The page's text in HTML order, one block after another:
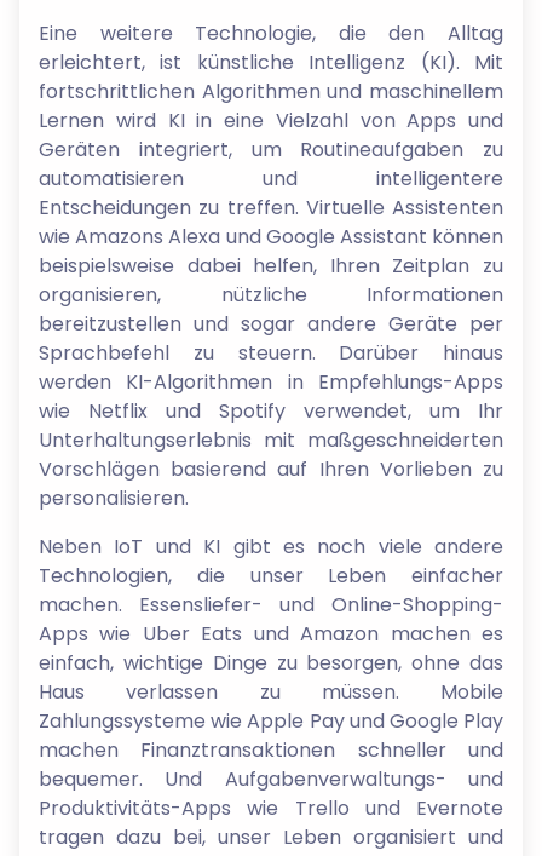
Eine weitere Technologie, die den Alltag
erleichtert, ist künstliche Intelligenz (KI). Mit
fortschrittlichen Algorithmen und maschinellem
Lernen wird KI in eine Vielzahl von Apps und
Geräten integriert, um Routineaufgaben zu
automatisieren und intelligentere
Entscheidungen zu treffen. Virtuelle Assistenten
wie Amazons Alexa und Google Assistant können
beispielsweise dabei helfen, Ihren Zeitplan zu
organisieren, nützliche Informationen
bereitzustellen und sogar andere Geräte per
Sprachbefehl zu steuern. Darüber hinaus
werden KI-Algorithmen in Empfehlungs-Apps
wie Netflix und Spotify verwendet, um Ihr
Unterhaltungserlebnis mit maßgeschneiderten
Vorschlägen basierend auf Ihren Vorlieben zu
personalisieren.
Neben IoT und KI gibt es noch viele andere
Technologien, die unser Leben einfacher
machen. Essensliefer- und Online-Shopping-
Apps wie Uber Eats und Amazon machen es
einfach, wichtige Dinge zu besorgen, ohne das
Haus verlassen zu müssen. Mobile
Zahlungssysteme wie Apple Pay und Google Play
machen Finanztransaktionen schneller und
bequemer. Und Aufgabenverwaltungs- und
Produktivitäts-Apps wie Trello und Evernote
tragen dazu bei, unser Leben organisiert und